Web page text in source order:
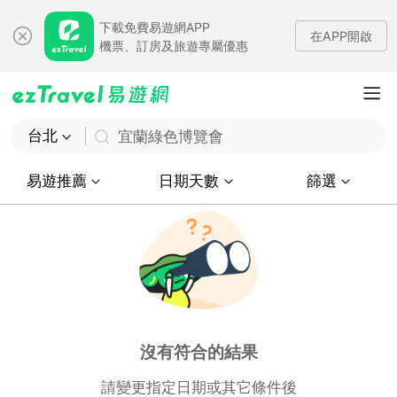
下載免費易遊網APP
機票、訂房及旅遊專屬優惠
在APP開啟
台北 宜蘭綠色博覽會
易遊推薦 日期天數 篩選
沒有符合的結果
請變更指定日期或其它條件後